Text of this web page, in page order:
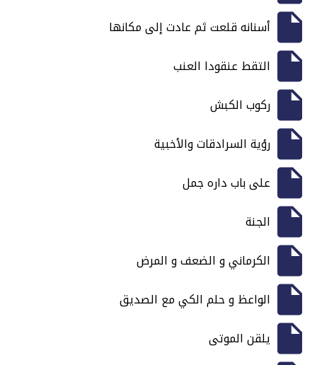
أسنانه قلعت ثم عادت إلى مكانها
التقط عنقودا العنب
ركوب الكبش
رؤية السرادقات والأخبية
على باب داره جمل
الجنة
الكرماني و الضعف و المرض
الواعظ و حلم الكي مع الصديق
يلقن الموتى